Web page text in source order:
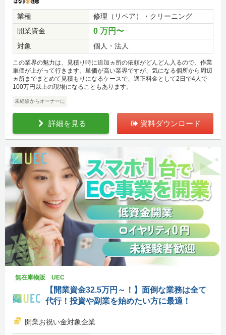
業種
修理（リペア）・クリーニング
開業資金
0 万円〜
対象 個人・法人
この業界の魅力は、見積り時に追加ヵ所の依頼がどんどん入るので、作業
単価が上がって行きます。単価が高い業界ですが、気になる個所から周辺
ヵ所までまとめて見積もりになるケースで、適正料金として2日で4人で
100万円以上の現場になることもあります。
未経験からオーナーに
詳細を見る 資料ダウンロード
無在庫物販 UEC
【開業資金32.5万円～！】面倒な業務は全て
代行！投資や副業を始めたい方に最適！
開業お祝い金対象企業